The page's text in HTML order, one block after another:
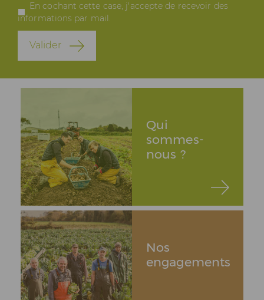
En cochant cette case, j'accepte de recevoir des
informations par mail.
Valider
Qui
sommes-
nous ?
Nos
engagements